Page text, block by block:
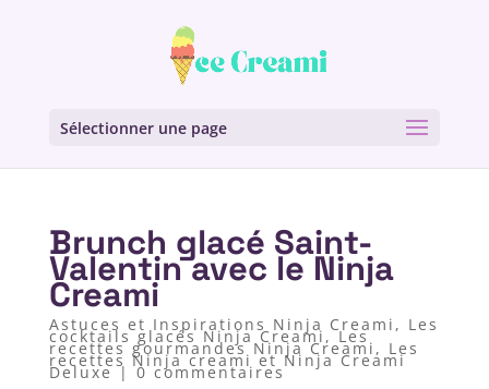
Sélectionner une page
Brunch glacé Saint-
Valentin avec le Ninja
Creami
Astuces et Inspirations Ninja Creami , Les
cocktails glacés Ninja Creami ,Les
recettes gourmandes Ninja Creami , Les
recettes Ninja creami et Ninja Creami
Deluxe|0 commentaires